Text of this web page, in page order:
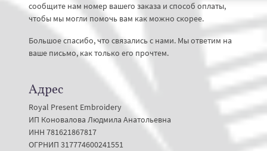
сообщите нам номер вашего заказа и способ оплаты,
чтобы мы могли помочь вам как можно скорее.
Большое спасибо, что связались с нами. Мы ответим на
ваше письмо, как только его прочтем.
Адрес
Royal Present Embroidery
ИП Коновалова Людмила Анатольевна
ИНН 781621867817
ОГРНИП 317774600241551